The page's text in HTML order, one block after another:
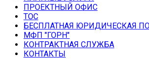
ПРОЕКТНЫЙ ОФИС
ТОС
БЕСПЛАТНАЯ ЮРИДИЧЕСКАЯ
МФП "ГОРН"
КОНТРАКТНАЯ СЛУЖБА
КОНТАКТЫ